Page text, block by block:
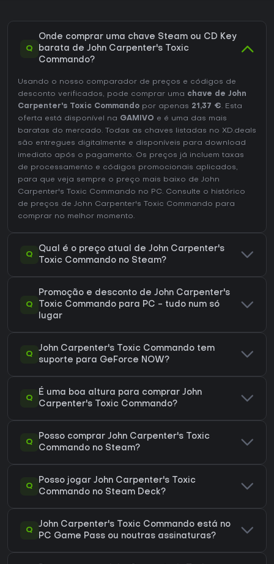
Q
Onde comprar uma chave Steam ou CD Key
barata de John Carpenter's Toxic
Commando?
Usando o nosso comparador de preços e códigos de
desconto verificados, pode comprar uma chave de John
Carpenter's Toxic Commando por apenas 21,37 €. Esta
oferta está disponível na GAMIVO e é uma das mais
baratas do mercado. Todas as chaves listadas no XD.deals
são entregues digitalmente e disponíveis para download
imediato após o pagamento. Os preços já incluem taxas
de processamento e códigos promocionais aplicados,
para que veja sempre o preço mais baixo de John
Carpenter's Toxic Commando no PC. Consulte o histórico
de preços de John Carpenter's Toxic Commando para
comprar no melhor momento.
Q
Qual é o preço atual de John Carpenter's
Toxic Commando no Steam?
Q
Promoção e desconto de John Carpenter's
Toxic Commando para PC - tudo num só
lugar
Q
John Carpenter's Toxic Commando tem
suporte para GeForce NOW?
Q
É uma boa altura para comprar John
Carpenter's Toxic Commando?
Q
Posso comprar John Carpenter's Toxic
Commando no Steam?
Q
Posso jogar John Carpenter's Toxic
Commando no Steam Deck?
Q
John Carpenter's Toxic Commando está no
PC Game Pass ou noutras assinaturas?